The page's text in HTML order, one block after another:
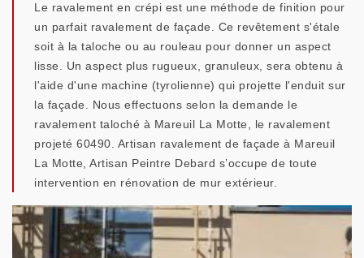
Le ravalement en crépi est une méthode de finition pour
un parfait ravalement de façade. Ce revêtement s'étale
soit à la taloche ou au rouleau pour donner un aspect
lisse. Un aspect plus rugueux, granuleux, sera obtenu à
l'aide d'une machine (tyrolienne) qui projette l'enduit sur
la façade. Nous effectuons selon la demande le
ravalement taloché à Mareuil La Motte, le ravalement
projeté 60490. Artisan ravalement de façade à Mareuil
La Motte, Artisan Peintre Debard s’occupe de toute
intervention en rénovation de mur extérieur.